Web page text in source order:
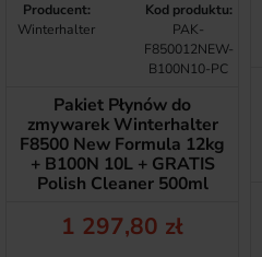
Producent:
Winterhalter
Kod produktu:
PAK-
F850012NEW-
B100N10-PC
Pakiet Płynów do
zmywarek Winterhalter
F8500 New Formula 12kg
+ B100N 10L + GRATIS
Polish Cleaner 500ml
Cena
1 297,80 zł